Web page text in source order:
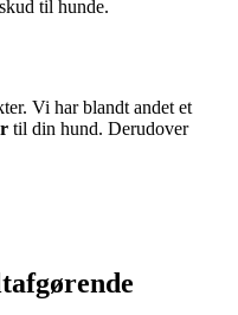
til hunde.
Vi har blandt andet et
til din hund. Derudover